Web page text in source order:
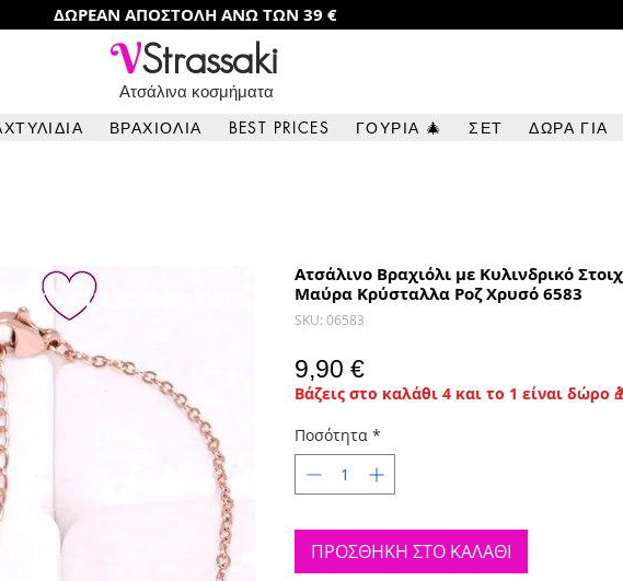
ΔΩΡΕΑΝ ΑΠΟΣΤΟΛΗ ΑΝΩ ΤΩΝ 39 €
VStrassaki
Ατσάλινα κοσμήματα
ΒΡΑΧΙΟΛΙΑ BEST PRICES ΓΟΥΡΙΑ 🎄 ΣΕΤ ΔΩΡΑ ΓΙΑ
Ατσάλινο Βραχιόλι με Κυλινδρικό
Μαύρα Κρύσταλλα Ροζ Χρυσό 6583
SKU: 06583
9,90 €Τιμή
Βάζεις στο καλάθι 4 και το 1 είναι δώρο
Ποσότητα *
ΠΡΟΣΘΗΚΗ ΣΤΟ ΚΑΛΑΘΙ